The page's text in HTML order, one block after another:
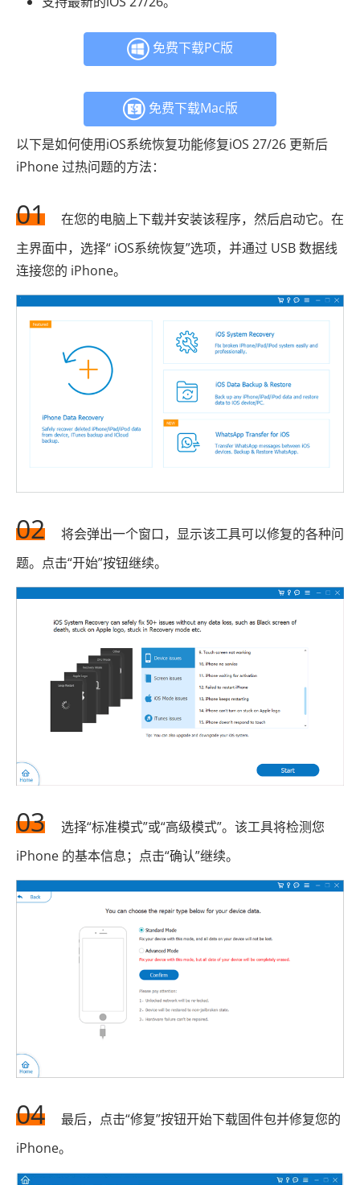
免费下载PC版
免费下载Mac版
以下是如何使用iOS系统恢复功能修复iOS 27/26 更新后
iPhone 过热问题的方法：
01
在您的电脑上下载并安装该程序，然后启动它。在
主界面中，选择“ iOS系统恢复”选项，并通过 USB 数据线
连接您的 iPhone。
02
将会弹出一个窗口，显示该工具可以修复的各种问
题。点击“开始”按钮继续。
03
选择“标准模式”或“高级模式”。该工具将检测您
iPhone 的基本信息；点击“确认”继续。
04
最后，点击“修复”按钮开始下载固件包并修复您的
iPhone。